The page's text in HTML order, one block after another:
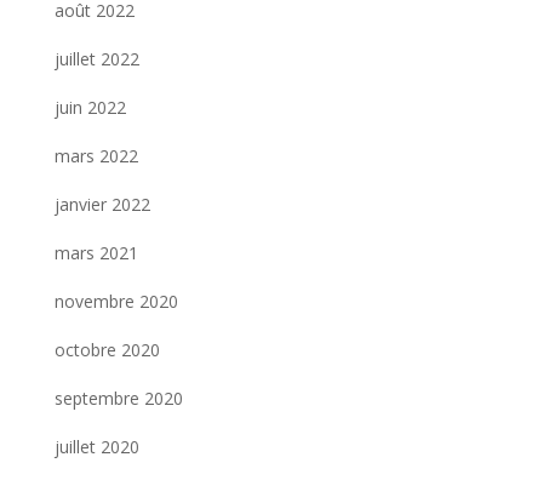
août 2022
juillet 2022
juin 2022
mars 2022
janvier 2022
mars 2021
novembre 2020
octobre 2020
septembre 2020
juillet 2020